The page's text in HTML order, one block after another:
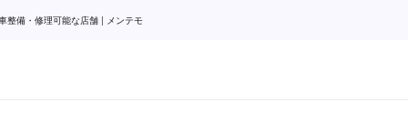
整備・修理可能な店舗 | メンテモ